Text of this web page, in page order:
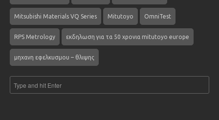
Mitsubishi Materials VQ Series Mitutoyo OmniTest
RPS Metrology εκδηλωση για τα 50 χρονια mitutoyo europe
μηχανη εφελκυσμου – θλιψης